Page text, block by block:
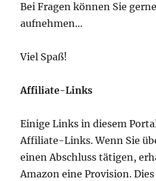
Bei Fragen können Sie
aufnehmen…
Viel Spaß!
Affiliate-Links
Einige Links in diesem
Affiliate-Links. Wenn Sie
einen Abschluss tätigen,
Amazon eine Provision.